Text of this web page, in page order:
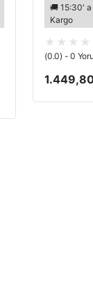
🚚 15:30'
Kargo
(0.0) - 0